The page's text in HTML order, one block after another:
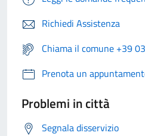
Richiedi Assistenza
Chiama il comune +39
Prenota un
Problemi in città
Segnala disservizio